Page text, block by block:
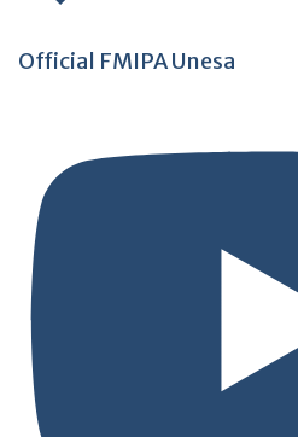
Official FMIPA Unesa